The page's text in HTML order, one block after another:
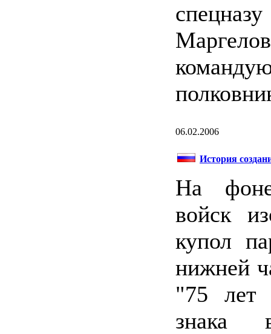
06.02.2006
История
На
войск
купол
нижней
"75 лет
знака